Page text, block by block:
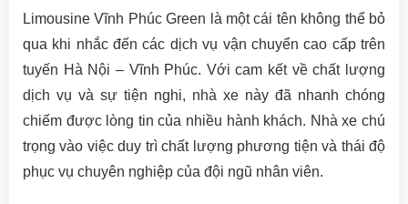
Limousine Vĩnh Phúc Green là một cái tên không thể bỏ
qua khi nhắc đến các dịch vụ vận chuyển cao cấp trên
tuyến Hà Nội – Vĩnh Phúc. Với cam kết về chất lượng
dịch vụ và sự tiện nghi, nhà xe này đã nhanh chóng
chiếm được lòng tin của nhiều hành khách. Nhà xe chú
trọng vào việc duy trì chất lượng phương tiện và thái độ
phục vụ chuyên nghiệp của đội ngũ nhân viên.